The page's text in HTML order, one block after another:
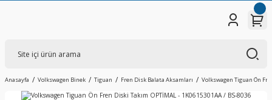
Anasayfa Volkswagen Binek Tiguan Fren Disk Balata Aksamları Volkswagen Tiguan Ön